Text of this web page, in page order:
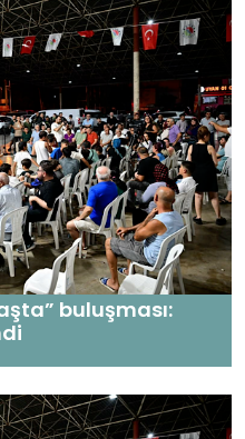
buluşması: